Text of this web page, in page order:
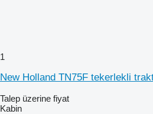
1
New Holland TN75F tekerlekli
Talep üzerine fiyat
Kabin